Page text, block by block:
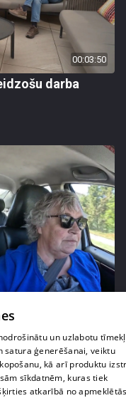
00:03:50
darba
Kolosova
un uzlabotu
satura ģenerēšanai, veiktu
kā arī produktu
sīkdatnēm, kuras tiek
atkarībā no